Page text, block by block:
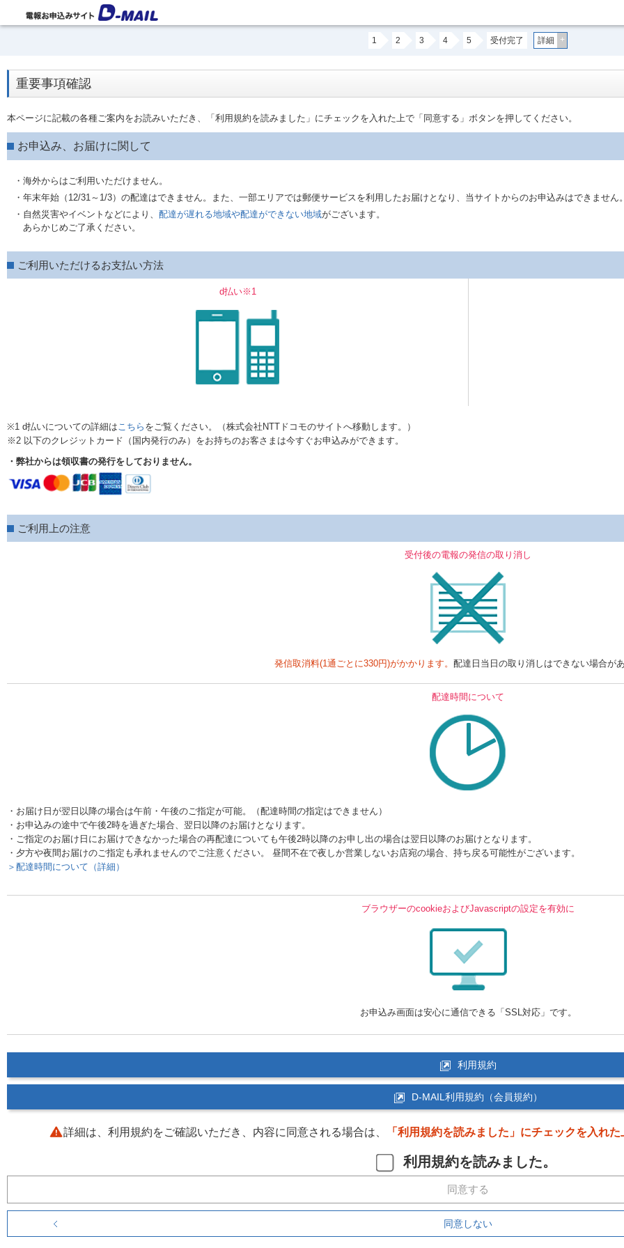
1 2 3 4 5 受付完了 詳細 +
重要事項確認
本ページに記載の各種ご案内をお読みいただき、「利用規約を読みました」にチェックを入れた上で「同意する」ボタンを押してください。
お申込み、お届けに関して
・海外からはご利用いただけません。
・年末年始（12/31～1/3）の配達はできません。また、一部エリアでは郵便サービスを利用したお届けとなり、当サイトからのお申込みはできません
・自然災害やイベントなどにより、 配達が遅れる地域や配達ができない地域がございます。
あらかじめご了承ください。
ご利用いただけるお支払い方法
d払い※1
※1 d払いについての詳細はこちら をご覧ください。（株式会社NTTドコモのサイトへ移動します。）
※2 以下のクレジットカード（国内発行のみ）をお持ちのお客さまは今すぐお申込みができます。
・弊社からは領収書の発行をしておりません。
ご利用上の注意
受付後の電報の発信の取り消し
発信取消料(1通ごとに330円)がかかります。 配達日当日の取り消しはできない場合があ
配達時間について
・お届け日が翌日以降の場合は午前・午後のご指定が可能。（配達時間の指定はできません）
・お申込みの途中で午後2時を過ぎた場合、翌日以降のお届けとなります。
・ご指定のお届け日にお届けできなかった場合の再配達についても午後2時以降のお申し出の場合は翌日以降のお届けとなります。
・夕方や夜間お届けのご指定も承れませんのでご注意ください。 昼間不在で夜しか営業しないお店宛の場合、持ち戻る可能性がございます。
＞配達時間について（詳細）
ブラウザーのcookieおよびJavascriptの設定を有効に
お申込み画面は安心に通信できる「SSL対応」です。
利用規約
D-MAIL利用規約（会員規約）
詳細は、利用規約をご確認いただき、内容に同意される場合は、 「利用規約を読みました」にチェックを入れた
利用規約を読みました。
同意する
同意しない